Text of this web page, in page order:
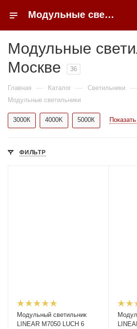
Модульные светильники в Москве купить по доступным ценам с доставкой от 0ФФЕР.ру
Модульные
Москве
36
Главная — Каталог — Светильники —
Модульные светильники
3000К 4000K 5000К
ФИЛЬТР
Модульный светильник
LINEAR M7050 LUCH 6